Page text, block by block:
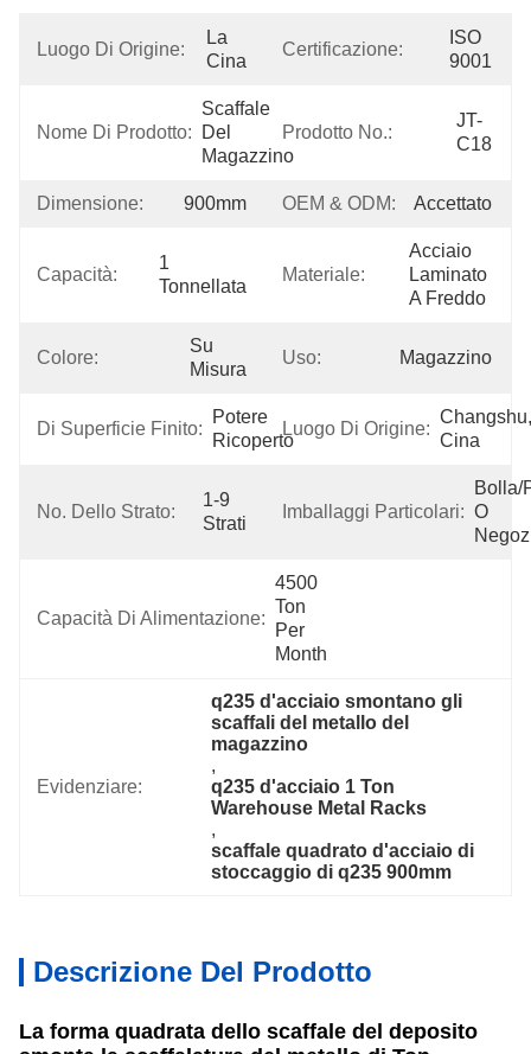
Luogo Di Origine:
La
Cina
Certificazione:
ISO
9001
Nome Di Prodotto:
Scaffale
Del
Magazzino
Prodotto No.:
JT-
C18
Dimensione: 900mm OEM & ODM: Accettato
Capacità:
1
Tonnellata
Materiale:
Acciaio
Laminato
A Freddo
Colore:
Su
Misura
Uso: Magazzino
Di Superficie Finito:
Potere
Ricoperto
Luogo Di Origine:
Changshu,
Cina
No. Dello Strato:
1-9
Strati
Imballaggi Particolari:
Bolla/
O
Capacità Di Alimentazione:
4500
Ton
Per
Month
Evidenziare:
q235 d'acciaio smontano gli
scaffali del metallo del
magazzino
,
q235 d'acciaio 1 Ton
Warehouse Metal Racks
,
scaffale quadrato d'acciaio di
stoccaggio di q235 900mm
Descrizione Del Prodotto
La forma quadrata dello scaffale del deposito